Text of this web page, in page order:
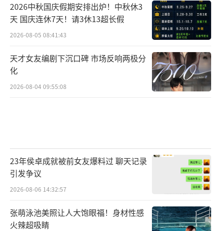
2026中秋国庆假期安排出炉！中秋休3
天 国庆连休7天！请3休13超长假
2026-08-05 08:41:43
天才女友编剧下沉口碑 市场反响两极分
化
2026-08-04 09:55:08
23年侯卓成就被前女友爆料过 聊天记录
引发争议
2026-08-06 14:32:57
张萌泳池美照让人大饱眼福！身材性感
火辣超吸睛